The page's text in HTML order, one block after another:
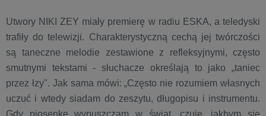
Utwory NIKI ZEY miały premierę w radiu ESKA, a teledyski
trafiły do telewizji. Charakterystyczną cechą jej twórczości
są taneczne melodie zestawione z refleksyjnymi, często
smutnymi tekstami - słuchacze określają to jako „taniec
przez łzy". Jak sama mówi: „Często nie rozumiem własnych
uczuć i wtedy siadam do zeszytu, długopisu i instrumentu.
Gdy piosenkę wypuszczam w świat, czuję, jakbym się